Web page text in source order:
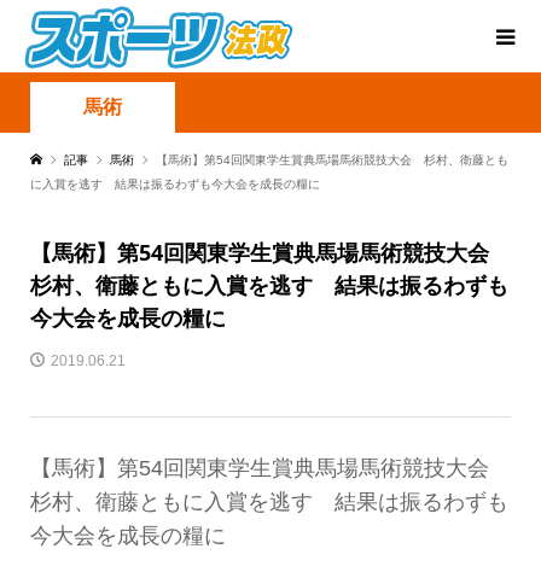
馬術
記事 馬術
【馬術】第54回関東学生賞典馬場馬術競技大会 杉村、衛藤とも
に入賞を逃す 結果は振るわずも今大会を成長の糧に
【馬術】第54回関東学生賞典馬場馬術競技大会
杉村、衛藤ともに入賞を逃す 結果は振るわずも
今大会を成長の糧に
2019.06.21
【馬術】第54回関東学生賞典馬場馬術競技大会
杉村、衛藤ともに入賞を逃す 結果は振るわずも
今大会を成長の糧に